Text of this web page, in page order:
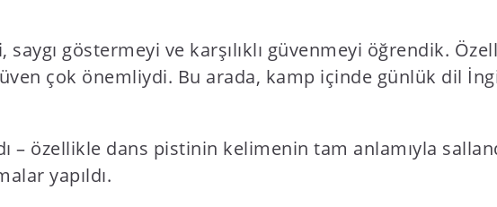
göstermeyi ve karşılıklı güvenmeyi öğrendik.
çok önemliydi. Bu arada, kamp içinde günlük dil
– özellikle dans pistinin kelimenin tam anlamıyla
yapıldı.